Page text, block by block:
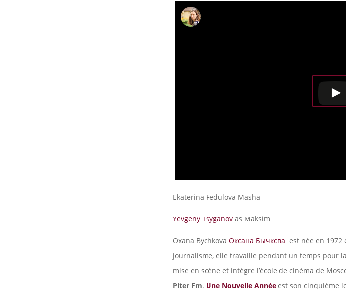
Ekaterina Fedulova Masha
Yevgeny Tsyganov as Maksim
Oxana Bychkova Оксана Бычкова est née en 1972
journalisme, elle travaille pendant un temps pour
mise en scène et intègre l’école de cinéma de
Piter Fm. Une Nouvelle Année est son cinquième